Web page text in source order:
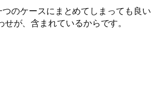
のケースにまとめてしまっても良い
が、含まれているからです。